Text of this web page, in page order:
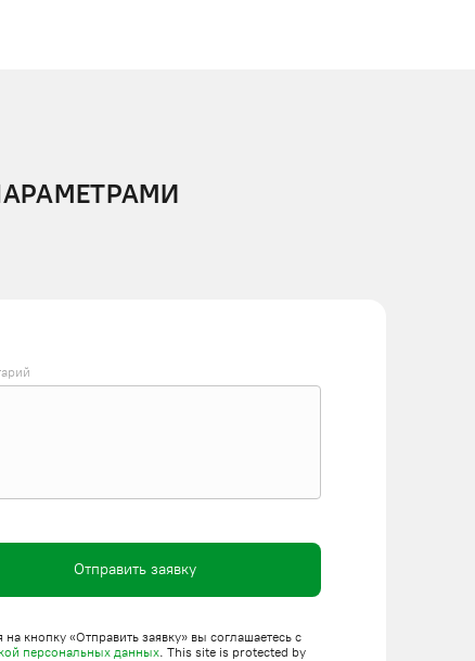
Отправить заявку
кнопку «Отправить заявку» вы соглашаетесь с
персональных данных. This site is protected by